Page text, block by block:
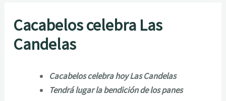
Cacabelos celebra Las
Candelas
Cacabelos celebra hoy Las Candelas
Tendrá lugar la bendición de los panes